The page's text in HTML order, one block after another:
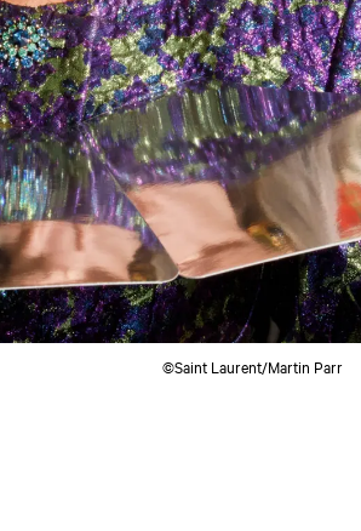
©Saint Laurent/Martin Parr